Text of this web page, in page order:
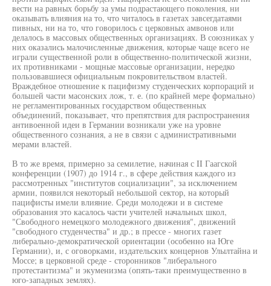
вести на равных борьбу за умы подрастающего поколения, ни
оказывать влияния на то, что читалось в газетах завсегдатаями
пивных, ни на то, что говорилось с церковных амвонов или
делалось в массовых общественных организациях. В союзниках у
них оказались малочисленные движения, которые чаще всего не
играли существенной роли в общественно-политической жизни,
их противниками - мощные массовые организации, нередко
пользовавшиеся официальным покровительством властей.
Враждебное отношение к пацифизму студенческих корпораций и
большей части масонских лож, т. е. (по крайней мере формально)
не регламентированных государством общественных
объединений, показывает, что препятствия для распространения
антивоенной идеи в Германии возникали уже на уровне
общественного сознания, а не в связи с административными
мерами властей.
В то же время, примерно за семилетие, начиная с II Гаагской
конференции (1907) до 1914 г., в сфере действия каждого из
рассмотренных "институтов социализации", за исключением
армии, появился некоторый небольшой сектор, на который
пацифисты имели влияние. Среди молодежи и в системе
образования это касалось части учителей начальных школ,
"Свободного немецкого молодежного движения", движений
"свободного студенчества" и др.; в прессе - многих газет
либерально-демократической ориентации (особенно на Юге
Германии), и, с оговорками, издательских концернов Улылтайна и
Моссе; в церковной среде - сторонников "либерального
протестантизма" и экуменизма (опять-таки преимущественно в
юго-западных землях).